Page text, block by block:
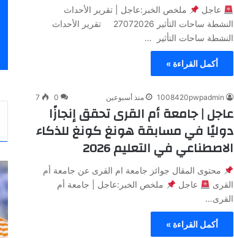
عاجل
ملخص الخبر:عاجل | تقرير الأحداث
النشطة ساحات التأثير 27072026 تقرير الأحداث
النشطة ساحات التأثير …
أكمل القراءة »
1008420pwpadmin منذ أسبوعين 0
7
عاجل | جامعة أم القرى تحقق إنجازًا
دوليًا في مسابقة هونغ كونغ للذكاء
الاصطناعي في التعليم 2026
محتوى المقال جوائز جامعة ام القرى عن جامعة أم
القرى
عاجل
ملخص الخبر:عاجل | جامعة أم
القرى…
أكمل القراءة »